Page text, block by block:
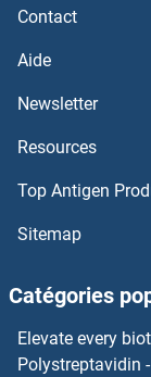
Monoamine
MOMP Kits ELISA
MOK Kits ELISA
MOGAT1 Kits
MOG Kits ELISA
Contact
Aide
Newsletter
Resources
Top Antigen
Sitemap
Catégories
Elevate every
Polystreptavidin